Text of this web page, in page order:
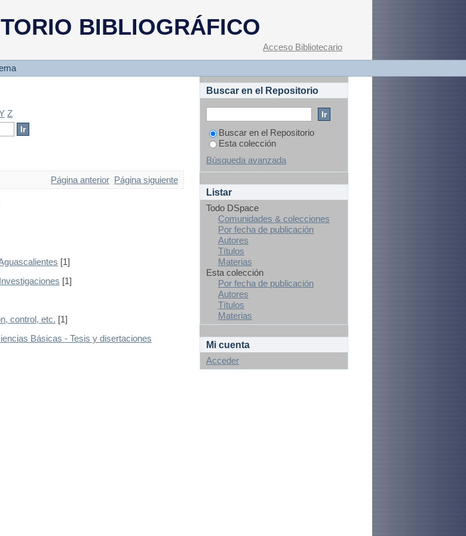
BIBLIOGRÁFICO
Acceso Bibliotecario
Z
Página anterior Página siguiente
[1]
[1]
control, etc. [1]
Básicas - Tesis y disertaciones
Buscar en el Repositorio
Buscar en el Repositorio
Esta colección
Búsqueda avanzada
Listar
Todo DSpace
Comunidades & colecciones
Por fecha de publicación
Autores
Títulos
Materias
Esta colección
Por fecha de publicación
Autores
Títulos
Materias
Mi cuenta
Acceder